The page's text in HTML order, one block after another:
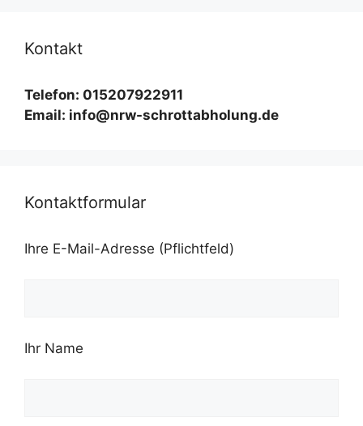
Kontakt
Telefon: 015207922911
Email: info@nrw-schrottabholung.de
Kontaktformular
Ihre E-Mail-Adresse (Pflichtfeld)
Ihr Name